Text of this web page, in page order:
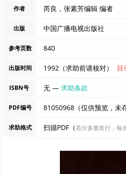
作者 芮良，张素芳编辑 编者
出版 中国广播电视出版社
参考页数 840
出版时间 1992（求助前请核对） 目
ISBN号 无 —求助条款
PDF编号 81050968（仅供预览，未
求助格式 扫描PDF（若分多册发行，每